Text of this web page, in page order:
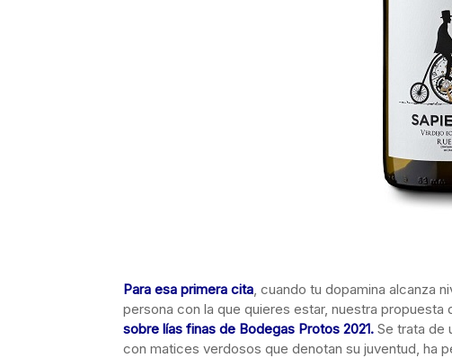
Para esa primera cita, cuando tu dopamina alcanza
persona con la que quieres estar, nuestra propuesta
sobre lías finas de Bodegas Protos 2021. Se trata de
con matices verdosos que denotan su juventud, ha